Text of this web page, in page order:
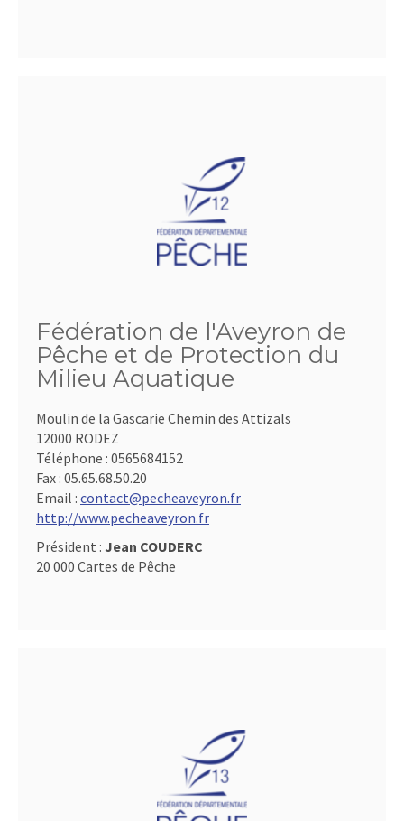
Fédération de l'Aveyron de
Pêche et de Protection du
Milieu Aquatique
Moulin de la Gascarie Chemin des Attizals
12000 RODEZ
Téléphone : 0565684152
Fax : 05.65.68.50.20
Email : contact@pecheaveyron.fr
http://www.pecheaveyron.fr
Président : Jean COUDERC
20 000 Cartes de Pêche